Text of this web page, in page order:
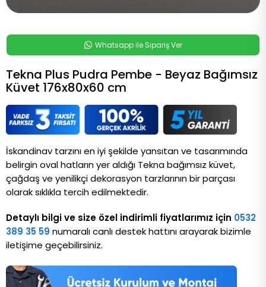
Whatsapp ile Sipariş Ver
Tekna Plus Pudra Pembe - Beyaz Bağımsız
Küvet 176x80x60 cm
İskandinav tarzını en iyi şekilde yansıtan ve tasarımında
belirgin oval hatların yer aldığı Tekna bağımsız küvet,
çağdaş ve yenilikçi dekorasyon tarzlarının bir parçası
olarak sıklıkla tercih edilmektedir.
Detaylı bilgi ve size özel indirimli fiyatlarımız için 0532
389 35 59 numaralı canlı destek hattını arayarak bizimle
iletişime geçebilirsiniz.